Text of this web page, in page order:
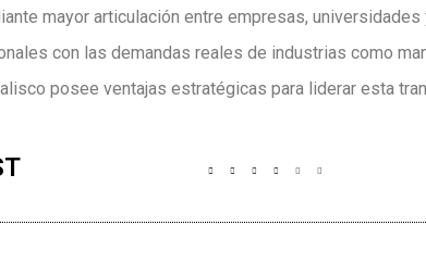
mayor articulación entre empresas,
con las demandas reales de industrias como
posee ventajas estratégicas para liderar esta